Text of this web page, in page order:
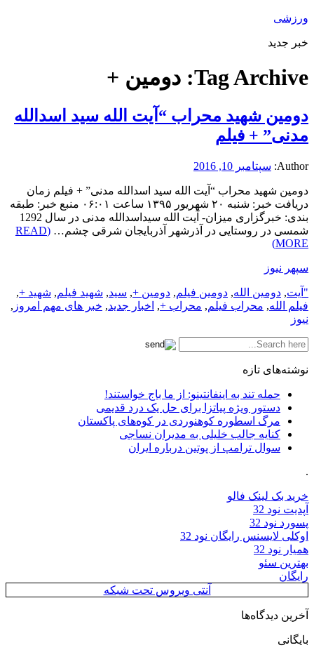
ورزشی
خبر جدید
Tag Archive: دومین +
دومین شهید محراب “آیت الله سید اسدالله
مدنی” + فیلم
Author: سپتامبر 10, 2016
دومین شهید محراب “آیت الله سید اسدالله مدنی” + فیلم زمان
دریافت خبر: شنبه ۲۰ شهریور ۱۳۹۵ ساعت ۰۶:۰۱ منبع خبر: طبقه
بندی: خبرگزاری میزان- آیت الله سیداسدالله مدنی در سال 1292
شمسی در روستایی در آذرشهر آذربایجان شرقی چشم…
(READ
MORE)
سپهر نیوز
"آیت, دومین الله, دومین فیلم, دومین +, سید, شهید فیلم, شهید +,
فیلم الله, محراب فیلم, محراب +, اخبار جدید, خبر های مهم امروز ,
نیوز
نوشته‌های تازه
حمله تند به اینفانتینو: از ما باج خواستند!
دستور ویژه پیاتزا برای حل یک درد قدیمی
مرگ اسطوره کوهنوردی در کوه‌های پاکستان
کنایه جالب خلیلی به مدیران نساجی
سوال ترامپ از پوتین درباره ایران
.
خرید بک لینک فالو
آپدیت نود 32
پسورد نود 32
اوکلی لایسنس رایگان نود 32
همیار نود 32
بهترین سئو
رایگان
آنتی ویروس تحت شبکه
آخرین دیدگاه‌ها
بایگانی